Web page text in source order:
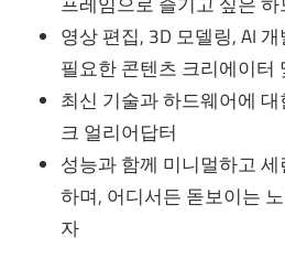
영상 편집, 3D 모델링, AI
필요한 콘텐츠 크리에이터
최신 기술과 하드웨어에
크 얼리어답터
성능과 함께 미니멀하고
하며, 어디서든 돋보이는
자